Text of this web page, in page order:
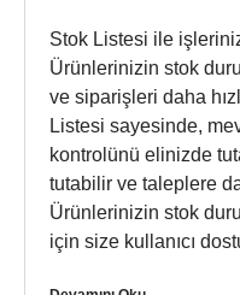
Stok Listesi ile
Ürünlerinizin stok
ve siparişleri daha
Listesi sayesinde,
kontrolünü elinizde
tutabilir ve taleplere
Ürünlerinizin stok
için size kullanıcı